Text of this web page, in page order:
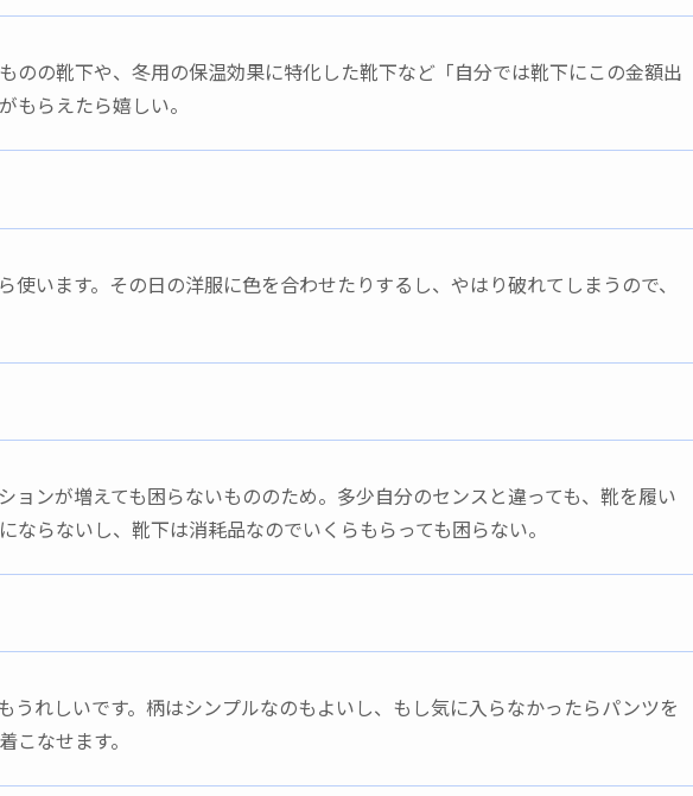
のの靴下や、冬用の保温効果に特化した靴下など「自分では靴下にこの金額出
らえたら嬉しい。
使います。その日の洋服に色を合わせたりするし、やはり破れてしまうので、
ョンが増えても困らないもののため。多少自分のセンスと違っても、靴を履い
ならないし、靴下は消耗品なのでいくらもらっても困らない。
うれしいです。柄はシンプルなのもよいし、もし気に入らなかったらパンツを
こなせます。